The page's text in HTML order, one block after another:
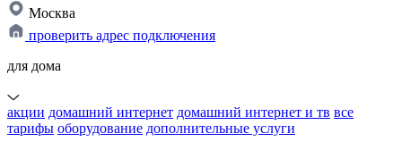
Москва
проверить адрес подключения
для дома
акции домашний интернет домашний интернет и тв все
тарифы оборудование дополнительные услуги